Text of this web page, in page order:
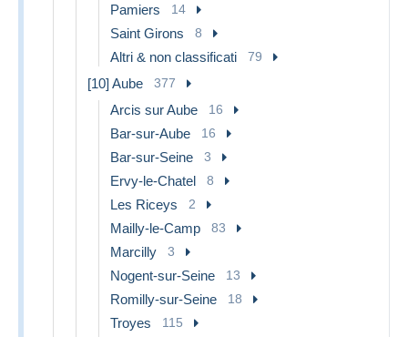
Pamiers 14
Saint Girons 8
Altri & non classificati 79
[10] Aube 377
Arcis sur Aube 16
Bar-sur-Aube 16
Bar-sur-Seine 3
Ervy-le-Chatel 8
Les Riceys 2
Mailly-le-Camp 83
Marcilly 3
Nogent-sur-Seine 13
Romilly-sur-Seine 18
Troyes 115